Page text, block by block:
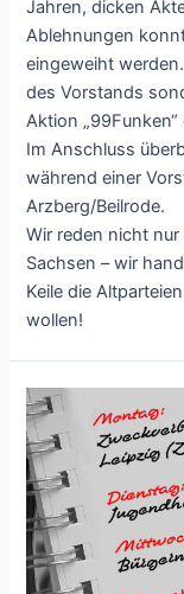
Jahren, dicken
Ablehnungen
eingeweiht
des Vorstands
Aktion
Im Anschluss
während einer
Arzberg/Beilrode.
Wir reden nicht
Sachsen – wir
Keile die
wollen!